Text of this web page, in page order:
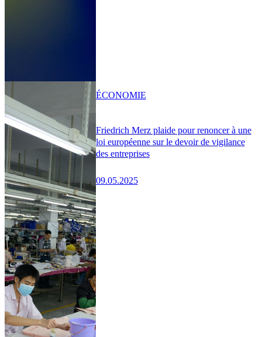
Friedrich Merz plaide pour renoncer à une
loi européenne sur le devoir de vigilance
des entreprises
09.05.2025
ÉCONOMIE